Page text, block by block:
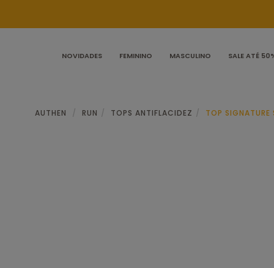
NOVIDADES FEMININO MASCULINO SALE ATÉ
AUTHEN RUN TOPS ANTIFLACIDEZ TOP SIGNATURE